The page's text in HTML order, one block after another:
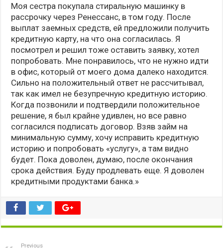
Моя сестра покупала стиральную машинку в
рассрочку через Ренессанс, в том году. После
выплат заемных средств, ей предложили получить
кредитную карту, на что она согласилась. Я
посмотрел и решил тоже оставить заявку, хотел
попробовать. Мне понравилось, что не нужно идти
в офис, который от моего дома далеко находится.
Сильно на положительный ответ не рассчитывал,
так как имел не безупречную кредитную историю.
Когда позвонили и подтвердили положительное
решение, я был крайне удивлен, но все равно
согласился подписать договор. Взяв займ на
минимальную сумму, хочу исправить кредитную
историю и попробовать «услугу», а там видно
будет. Пока доволен, думаю, после окончания
срока действия. Буду продлевать еще. Я доволен
кредитными продуктами банка.»
Previous